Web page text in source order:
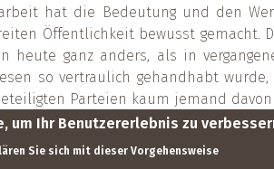
hat die Bedeutung und den
Öffentlichkeit bewusst gemacht.
heute ganz anders, als in
so vertraulich gehandhabt
Parteien kaum jemand davon
© hdbk 2025 Kontakt Regeln
um Ihr Benutzererlebnis zu
Sie sich mit dieser Vorgehensweise